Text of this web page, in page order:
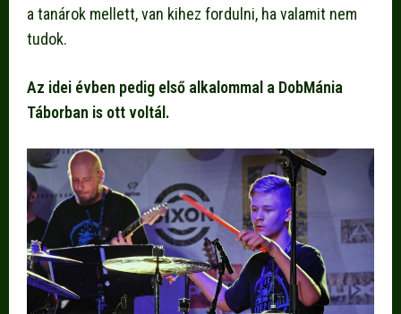
a tanárok mellett, van kihez fordulni, ha valamit nem
tudok.
Az idei évben pedig első alkalommal a DobMánia
Táborban is ott voltál.